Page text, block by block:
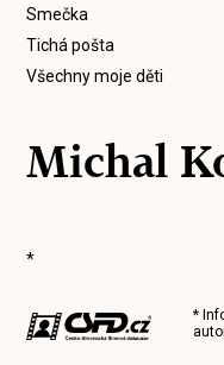
Smečka
Tichá pošta
Všechny moje děti
Michal
*
*